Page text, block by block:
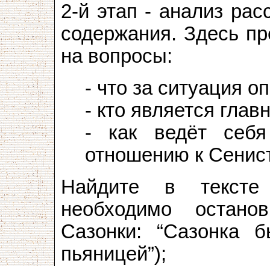
2-й этап - анализ
содержания. Здесь
на вопросы:
- что за ситуация
- кто является
- как ведёт
отношению к
Найдите в
необходимо
Сазонки: “Сазонка
пьяницей”);